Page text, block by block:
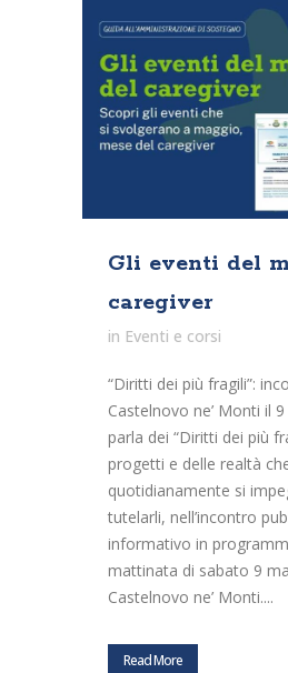
Gli eventi del
caregiver
in Eventi e corsi
“Diritti dei più fragili”:
Castelnovo ne’ Monti il
parla dei “Diritti dei più
progetti e delle realtà
quotidianamente si
tutelarli, nell’incontro
informativo in
mattinata di sabato 9
Castelnovo ne’ Monti....
Read More